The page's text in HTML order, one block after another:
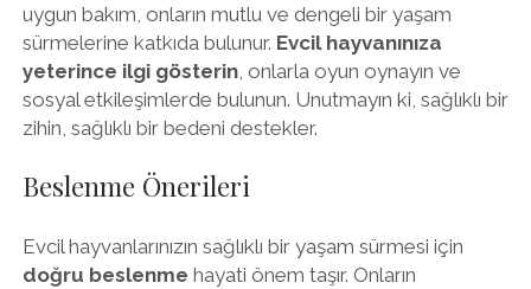
uygun bakım, onların mutlu ve dengeli bir yaşam
sürmelerine katkıda bulunur. Evcil hayvanınıza
yeterince ilgi gösterin, onlarla oyun oynayın ve
sosyal etkileşimlerde bulunun. Unutmayın ki, sağlıklı bir
zihin, sağlıklı bir bedeni destekler.
Beslenme Önerileri
Evcil hayvanlarınızın sağlıklı bir yaşam sürmesi için
doğru beslenme hayati önem taşır. Onların